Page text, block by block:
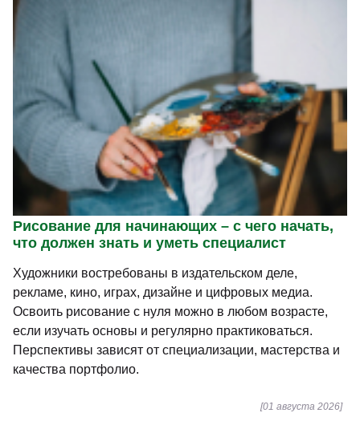
Сторителлинг – с чего начать, что должен
знать и уметь специалист
Сторителлинг востребован в рекламе, медиа,
образовании, блогах и корпоративных коммуникациях.
Специалист превращает факты и идеи в истории,
которые вызывают эмоции и запоминаются.
Перспективы зависят от опыта, специализации и
качества портфолио.